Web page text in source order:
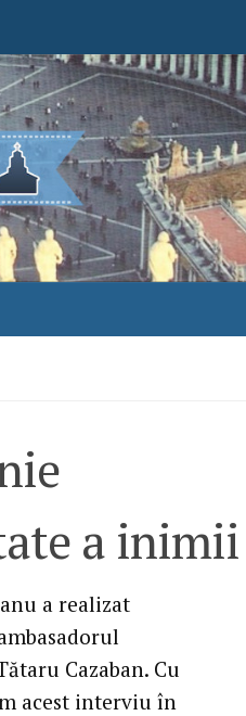
a inimii
a realizat
Cazaban. Cu
acest interviu în